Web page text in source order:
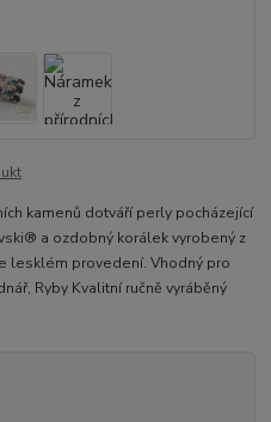
kamenů dotváří perly pocházející
a ozdobný korálek vyrobený z
lesklém provedení. Vhodný pro
Ryby Kvalitní ručně vyráběný